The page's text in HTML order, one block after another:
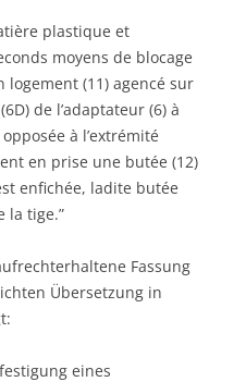
plastique et
moyens de blocage
logement (11) agencé sur
de l’adaptateur (6) à
à l’extrémité
en prise une butée (12)
enfichée, ladite butée
la tige.”
Fassung
Übersetzung in
eines